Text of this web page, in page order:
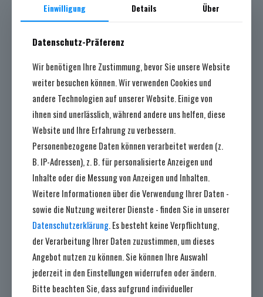
Letzte Beiträge
Einwilligung Details Über
Datenschutz-Präferenz
Wir benötigen Ihre Zustimmung, bevor Sie unsere Website
weiter besuchen können. Wir verwenden Cookies und
andere Technologien auf unserer Website. Einige von
ihnen sind unerlässlich, während andere uns helfen, diese
Website und Ihre Erfahrung zu verbessern.
Personenbezogene Daten können verarbeitet werden (z.
B. IP-Adressen), z. B. für personalisierte Anzeigen und
Inhalte oder die Messung von Anzeigen und Inhalten.
Weitere Informationen über die Verwendung Ihrer Daten -
sowie die Nutzung weiterer Dienste - finden Sie in unserer
Datenschutzerklärung. Es besteht keine Verpflichtung,
der Verarbeitung Ihrer Daten zuzustimmen, um dieses
Angebot nutzen zu können. Sie können Ihre Auswahl
jederzeit in den Einstellungen widerrufen oder ändern.
Bitte beachten Sie, dass aufgrund individueller